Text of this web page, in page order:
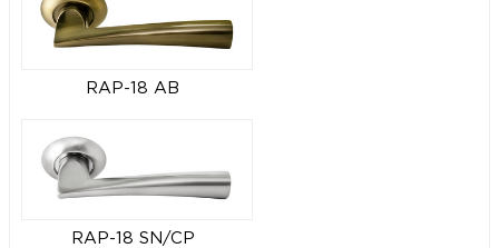
RAP-18 AB
RAP-18 SN/CP